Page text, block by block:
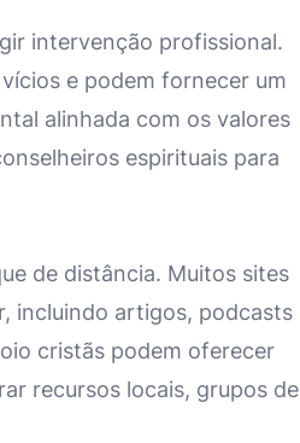
intervenção profissional.
e podem fornecer um
alinhada com os valores
espirituais para
de distância. Muitos sites
incluindo artigos, podcasts
cristãs podem oferecer
recursos locais, grupos de